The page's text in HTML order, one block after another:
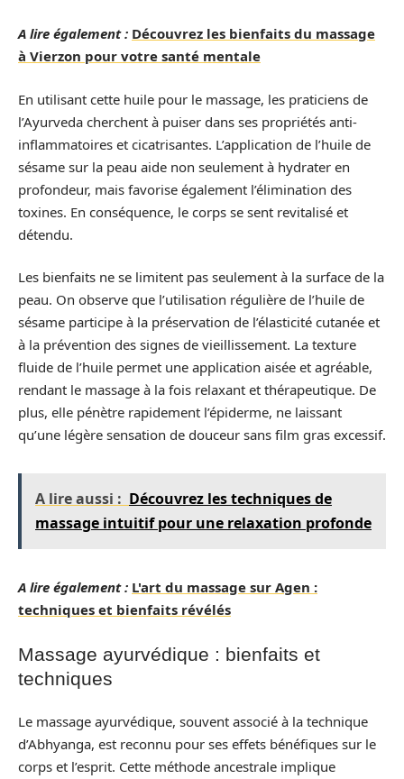
A lire également : Découvrez les bienfaits du massage
à Vierzon pour votre santé mentale
En utilisant cette huile pour le massage, les praticiens de
l’Ayurveda cherchent à puiser dans ses propriétés anti-
inflammatoires et cicatrisantes. L’application de l’huile de
sésame sur la peau aide non seulement à hydrater en
profondeur, mais favorise également l’élimination des
toxines. En conséquence, le corps se sent revitalisé et
détendu.
Les bienfaits ne se limitent pas seulement à la surface de la
peau. On observe que l’utilisation régulière de l’huile de
sésame participe à la préservation de l’élasticité cutanée et
à la prévention des signes de vieillissement. La texture
fluide de l’huile permet une application aisée et agréable,
rendant le massage à la fois relaxant et thérapeutique. De
plus, elle pénètre rapidement l’épiderme, ne laissant
qu’une légère sensation de douceur sans film gras excessif.
A lire aussi : Découvrez les techniques de
massage intuitif pour une relaxation profonde
A lire également : L'art du massage sur Agen :
techniques et bienfaits révélés
Massage ayurvédique : bienfaits et
techniques
Le massage ayurvédique, souvent associé à la technique
d’Abhyanga, est reconnu pour ses effets bénéfiques sur le
corps et l’esprit. Cette méthode ancestrale implique